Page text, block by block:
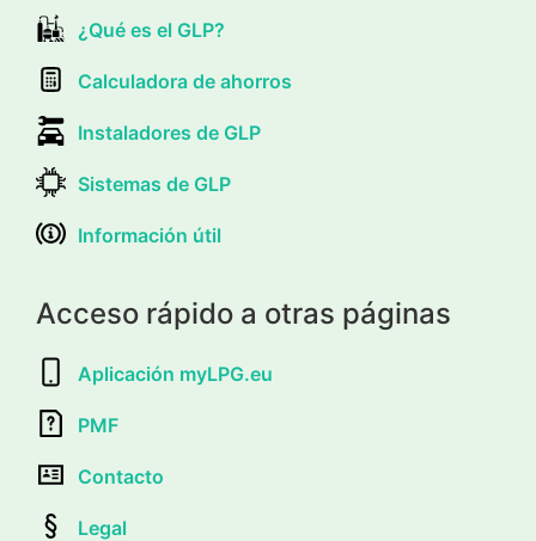
¿Qué es el GLP?
Calculadora de ahorros
Instaladores de GLP
Sistemas de GLP
Información útil
Acceso rápido a otras páginas
Aplicación myLPG.eu
PMF
Contacto
Legal